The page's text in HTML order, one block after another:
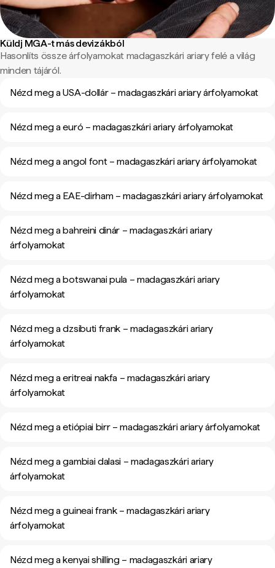
Küldj MGA-t más devizákból
Hasonlíts össze árfolyamokat madagaszkári ariary felé a világ
minden tájáról.
Nézd meg a USA-dollár – madagaszkári ariary árfolyamokat
Nézd meg a euró – madagaszkári ariary árfolyamokat
Nézd meg a angol font – madagaszkári ariary árfolyamokat
Nézd meg a EAE-dirham – madagaszkári ariary árfolyamokat
Nézd meg a bahreini dinár – madagaszkári ariary
árfolyamokat
Nézd meg a botswanai pula – madagaszkári ariary
árfolyamokat
Nézd meg a dzsibuti frank – madagaszkári ariary
árfolyamokat
Nézd meg a eritreai nakfa – madagaszkári ariary
árfolyamokat
Nézd meg a etiópiai birr – madagaszkári ariary árfolyamokat
Nézd meg a gambiai dalasi – madagaszkári ariary
árfolyamokat
Nézd meg a guineai frank – madagaszkári ariary
árfolyamokat
Nézd meg a kenyai shilling – madagaszkári ariary